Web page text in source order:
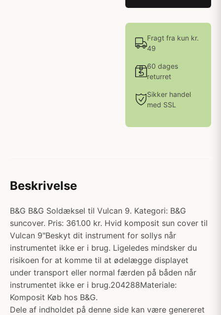
Fragt fra kun kr.
49
60 dages
returret
Sikker handel
med SSL
Beskrivelse
B&G B&G Soldæksel til Vulcan 9. Kategori: B&G
suncover. Pris: 361.00 kr. Hvid komposit sun cover til
Vulcan 9"Beskyt dit instrument for sollys når
instrumentet ikke er i brug. Ligeledes mindsker du
risikoen for at komme til at ødelægge displayet
under transport eller normal færden på båden når
instrumentet ikke er i brug.204288Materiale:
Komposit Køb hos B&G.
Dele af indholdet på denne side kan være genereret